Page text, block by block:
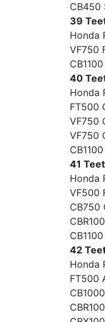
CB450
39
Honda
VF750
40
Honda
FT500
VF750
VF750
41
Honda
VF500
CB750
42
Honda
FT500